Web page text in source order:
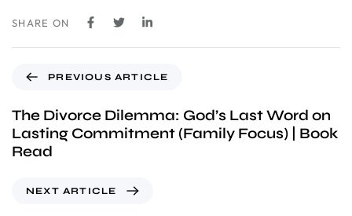
SHARE ON
PREVIOUS ARTICLE
The Divorce Dilemma: God’s Last Word on
Lasting Commitment (Family Focus) | Book
Read
NEXT ARTICLE